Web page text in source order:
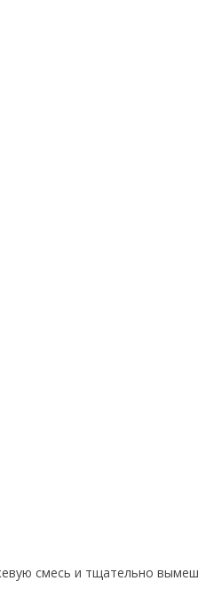
смесь и тщательно